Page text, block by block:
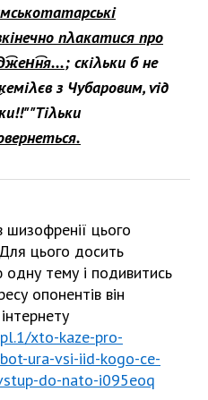
пλакатися про
; скіλьки б не
з Чубаровим, ѵід
"Тіλьки
цього
цього досить
тему і подивитись
опонентів він
xto-kaze-pro-
ura-vsi-iid-kogo-ce-
do-nato-i095eoq